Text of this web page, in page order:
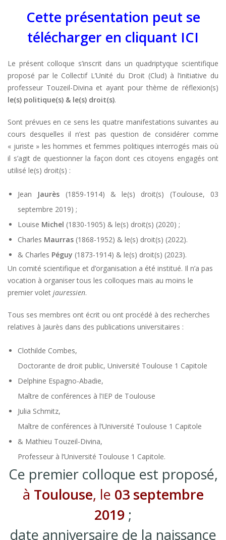
Cette présentation peut se
télécharger en cliquant ICI
Le présent colloque s’inscrit dans un quadriptyque scientifique
proposé par le Collectif L’Unité du Droit (Clud) à l’initiative du
professeur Touzeil-Divina et ayant pour thème de réflexion(s)
le(s) politique(s) & le(s) droit(s).
Sont prévues en ce sens les quatre manifestations suivantes au
cours desquelles il n’est pas question de considérer comme
« juriste » les hommes et femmes politiques interrogés mais où
il s’agit de questionner la façon dont ces citoyens engagés ont
utilisé le(s) droit(s) :
Jean Jaurès (1859-1914) & le(s) droit(s) (Toulouse, 03
septembre 2019) ;
Louise Michel (1830-1905) & le(s) droit(s) (2020) ;
Charles Maurras (1868-1952) & le(s) droit(s) (2022).
& Charles Péguy (1873-1914) & le(s) droit(s) (2023).
Un comité scientifique et d’organisation a été institué. Il n’a pas
vocation à organiser tous les colloques mais au moins le
premier volet jauressien.
Tous ses membres ont écrit ou ont procédé à des recherches
relatives à Jaurès dans des publications universitaires :
Clothilde Combes,
Doctorante de droit public, Université Toulouse 1 Capitole
Delphine Espagno-Abadie,
Maître de conférences à l’IEP de Toulouse
Julia Schmitz,
Maître de conférences à l’Université Toulouse 1 Capitole
& Mathieu Touzeil-Divina,
Professeur à l’Université Toulouse 1 Capitole.
Ce premier colloque est proposé,
à Toulouse, le 03 septembre
2019 ;
date anniversaire de la naissance